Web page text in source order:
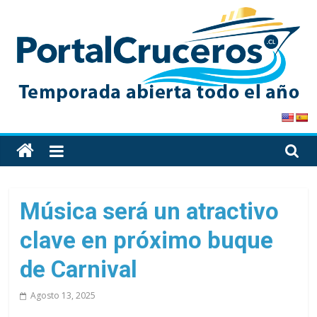
content
PortalCruceros
Toda
la
de
cruceros
en
solo
Música será un atractivo
clave en próximo buque
de Carnival
Agosto 13, 2025